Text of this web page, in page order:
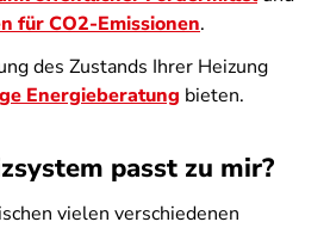
für CO2-Emissionen.
des Zustands Ihrer Heizung
Energieberatung bieten.
passt zu mir?
vielen verschiedenen